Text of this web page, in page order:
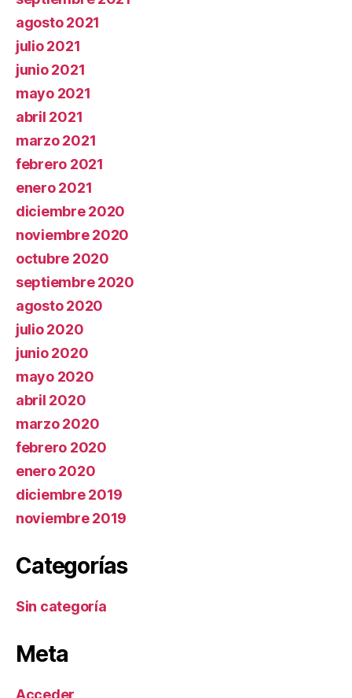
agosto 2021
julio 2021
junio 2021
mayo 2021
abril 2021
marzo 2021
febrero 2021
enero 2021
diciembre 2020
noviembre 2020
octubre 2020
septiembre 2020
agosto 2020
julio 2020
junio 2020
mayo 2020
abril 2020
marzo 2020
febrero 2020
enero 2020
diciembre 2019
noviembre 2019
Categorías
Sin categoría
Meta
Acceder